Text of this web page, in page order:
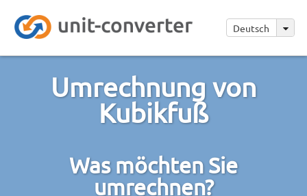
Deutsch
Umrechnung von
Kubikfuß
Was möchten Sie
umrechnen?